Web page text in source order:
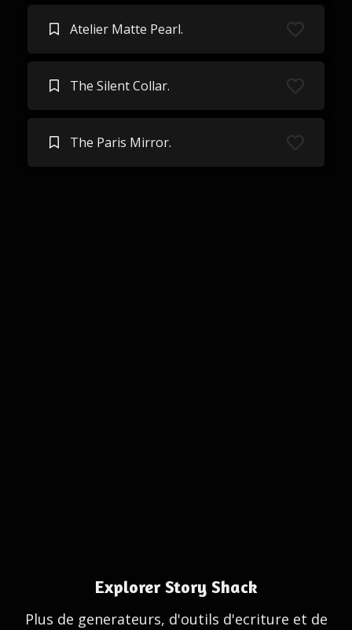
Atelier Matte Pearl.
The Silent Collar.
The Paris Mirror.
Explorer Story Shack
Plus de generateurs, d'outils d'ecriture et de